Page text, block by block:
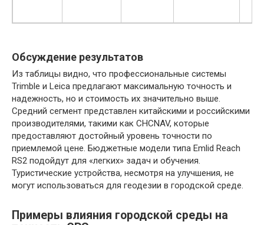
Обсуждение результатов
Из таблицы видно, что профессиональные системы
Trimble и Leica предлагают максимальную точность и
надежность, но и стоимость их значительно выше.
Средний сегмент представлен китайскими и российскими
производителями, такими как CHCNAV, которые
предоставляют достойный уровень точности по
приемлемой цене. Бюджетные модели типа Emlid Reach
RS2 подойдут для «легких» задач и обучения.
Туристические устройства, несмотря на улучшения, не
могут использоваться для геодезии в городской среде.
Примеры влияния городской среды на